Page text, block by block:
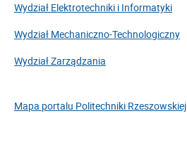
Wydział Elektrotechniki i Informatyki
Wydział Mechaniczno-Technologiczny
Wydział Zarządzania
Mapa portalu Politechniki Rzeszowskiej